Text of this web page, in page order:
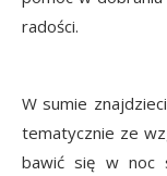
radości.
W sumie
tematycznie ze
bawić się w noc